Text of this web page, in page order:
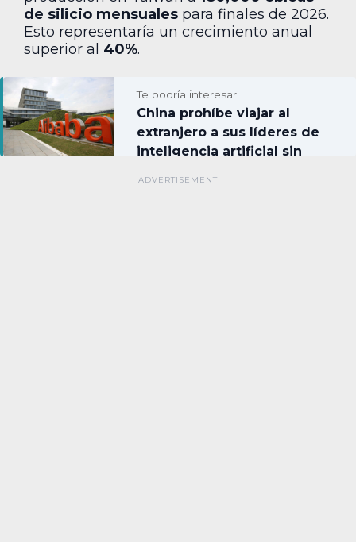
de silicio mensuales para finales de 2026.
Esto representaría un crecimiento anual
superior al 40%.
Te podría interesar:
China prohíbe viajar al
extranjero a sus líderes de
inteligencia artificial sin